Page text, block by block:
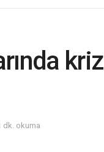
kriz
dk. okuma